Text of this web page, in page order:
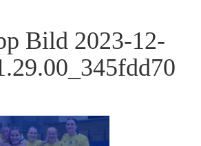
Bild 2023-12-